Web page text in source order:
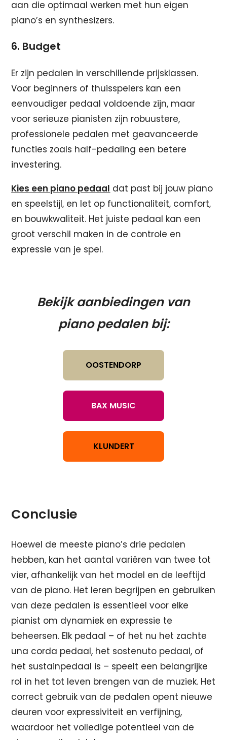
aan die optimaal werken met hun eigen
piano’s en synthesizers.
6. Budget
Er zijn pedalen in verschillende prijsklassen.
Voor beginners of thuisspelers kan een
eenvoudiger pedaal voldoende zijn, maar
voor serieuze pianisten zijn robuustere,
professionele pedalen met geavanceerde
functies zoals half-pedaling een betere
investering.
Kies een piano pedaal dat past bij jouw piano
en speelstijl, en let op functionaliteit, comfort,
en bouwkwaliteit. Het juiste pedaal kan een
groot verschil maken in de controle en
expressie van je spel.
Bekijk aanbiedingen van
piano pedalen bij:
OOSTENDORP
BAX MUSIC
KLUNDERT
Conclusie
Hoewel de meeste piano’s drie pedalen
hebben, kan het aantal variëren van twee tot
vier, afhankelijk van het model en de leeftijd
van de piano. Het leren begrijpen en gebruiken
van deze pedalen is essentieel voor elke
pianist om dynamiek en expressie te
beheersen. Elk pedaal – of het nu het zachte
una corda pedaal, het sostenuto pedaal, of
het sustainpedaal is – speelt een belangrijke
rol in het tot leven brengen van de muziek. Het
correct gebruik van de pedalen opent nieuwe
deuren voor expressiviteit en verfijning,
waardoor het volledige potentieel van de